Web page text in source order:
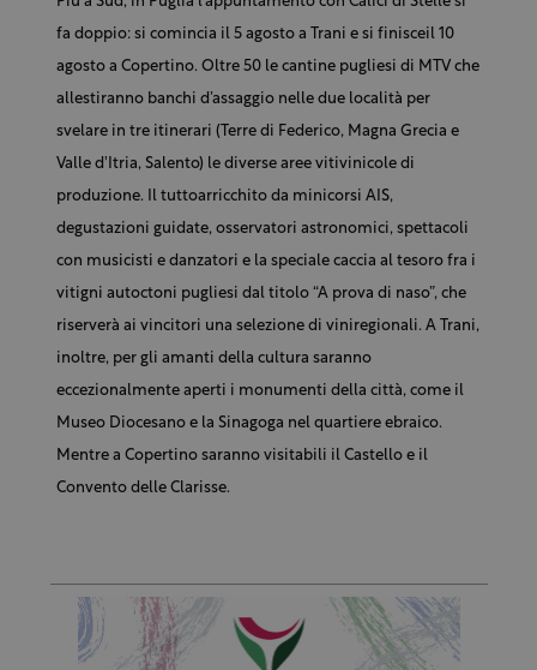
fa doppio: si comincia il 5 agosto a Trani e si finisceil 10
agosto a Copertino. Oltre 50 le cantine pugliesi di MTV che
allestiranno banchi d’assaggio nelle due località per
svelare in tre itinerari (Terre di Federico, Magna Grecia e
Valle d'Itria, Salento) le diverse aree vitivinicole di
produzione. Il tuttoarricchito da minicorsi AIS,
degustazioni guidate, osservatori astronomici, spettacoli
con musicisti e danzatori e la speciale caccia al tesoro fra i
vitigni autoctoni pugliesi dal titolo “A prova di naso”, che
riserverà ai vincitori una selezione di viniregionali. A Trani,
inoltre, per gli amanti della cultura saranno
eccezionalmente aperti i monumenti della città, come il
Museo Diocesano e la Sinagoga nel quartiere ebraico.
Mentre a Copertino saranno visitabili il Castello e il
Convento delle Clarisse.